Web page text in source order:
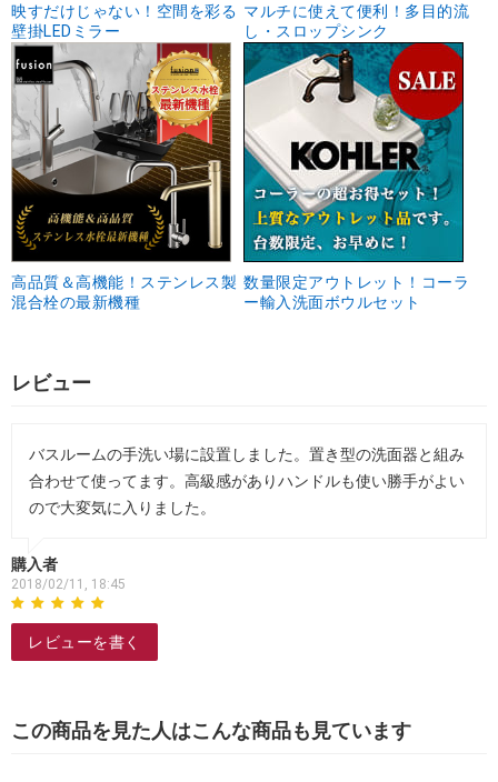
映すだけじゃない！空間を彩る
壁掛LEDミラー
マルチに使えて便利！多目的流
し・スロップシンク
高品質＆高機能！ステンレス製
混合栓の最新機種
数量限定アウトレット！コーラ
ー輸入洗面ボウルセット
レビュー
バスルームの手洗い場に設置しました。置き型の洗面器と組み
合わせて使ってます。高級感がありハンドルも使い勝手がよい
ので大変気に入りました。
購入者
2018/02/11, 18:45
レビューを書く
この商品を見た人はこんな商品も見ています